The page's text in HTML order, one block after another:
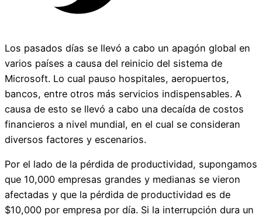
Los pasados días se llevó a cabo un apagón global en
varios países a causa del reinicio del sistema de
Microsoft. Lo cual pauso hospitales, aeropuertos,
bancos, entre otros más servicios indispensables. A
causa de esto se llevó a cabo una decaída de costos
financieros a nivel mundial, en el cual se consideran
diversos factores y escenarios.
Por el lado de la pérdida de productividad, supongamos
que 10,000 empresas grandes y medianas se vieron
afectadas y que la pérdida de productividad es de
$10,000 por empresa por día. Si la interrupción dura un